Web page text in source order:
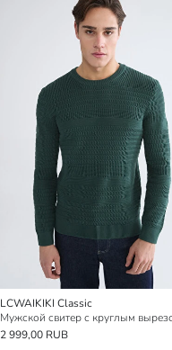
LCWAIKIKI Classic
2 999,00 RUB